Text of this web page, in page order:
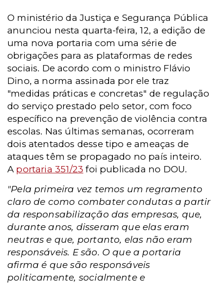
O ministério da Justiça e Segurança Pública
anunciou nesta quarta-feira, 12, a edição de
uma nova portaria com uma série de
obrigações para as plataformas de redes
sociais. De acordo com o ministro Flávio
Dino, a norma assinada por ele traz
"medidas práticas e concretas" de regulação
do serviço prestado pelo setor, com foco
específico na prevenção de violência contra
escolas. Nas últimas semanas, ocorreram
dois atentados desse tipo e ameaças de
ataques têm se propagado no país inteiro.
A portaria 351/23 foi publicada no DOU.
"Pela primeira vez temos um regramento
claro de como combater condutas a partir
da responsabilização das empresas, que,
durante anos, disseram que elas eram
neutras e que, portanto, elas não eram
responsáveis. E são. O que a portaria
afirma é que são responsáveis
politicamente, socialmente e